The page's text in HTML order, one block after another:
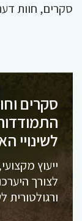
סקרים, חוות
סקרים
לשינויי
ייעוץ
לצורך
ורגולטורית